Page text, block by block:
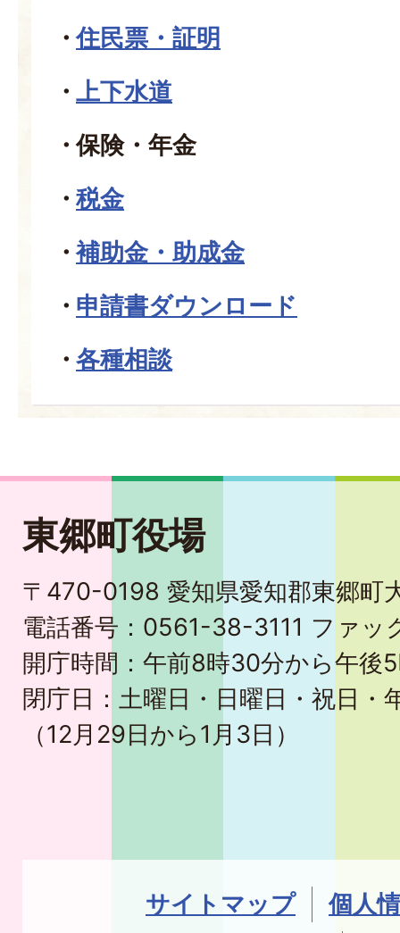
住民票・証明
上下水道
保険・年金
税金
補助金・助成金
申請書ダウンロード
各種相談
東郷町役場
〒470-0198 愛知県愛知郡東郷町
電話番号：0561-38-3111 ファ
開庁時間：午前8時30分から午後
閉庁日：土曜日・日曜日・祝日・
（12月29日から1月3日）
サイトマップ
個人